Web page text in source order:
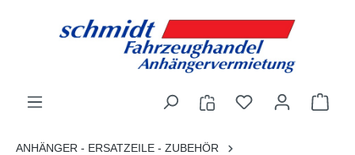
ANHÄNGER - ERSATZEILE - ZUBEHÖR